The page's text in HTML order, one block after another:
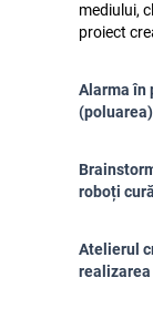
mediului,
proiect
Alarma în
roboți
Atelierul